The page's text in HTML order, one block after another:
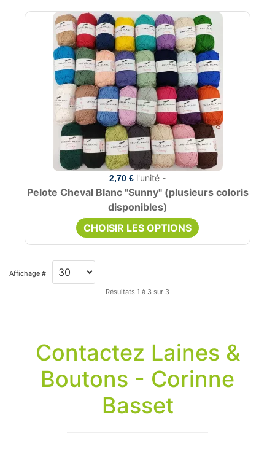
2,70 € l'unité -
Pelote Cheval Blanc "Sunny" (plusieurs coloris
disponibles)
CHOISIR LES OPTIONS
Affichage #
Résultats 1 à 3 sur 3
Contactez Laines &
Boutons - Corinne
Basset